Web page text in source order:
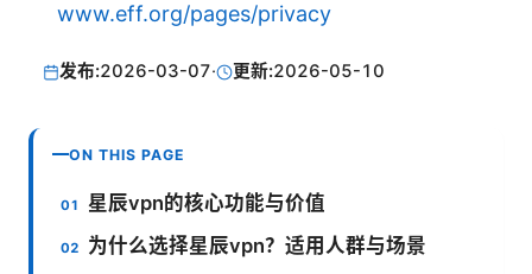
www.eff.org/pages/privacy
发布:2026-03-07· 更新:2026-05-10
ON THIS PAGE
星辰vpn的核心功能与价值
为什么选择星辰vpn？适用人群与场景